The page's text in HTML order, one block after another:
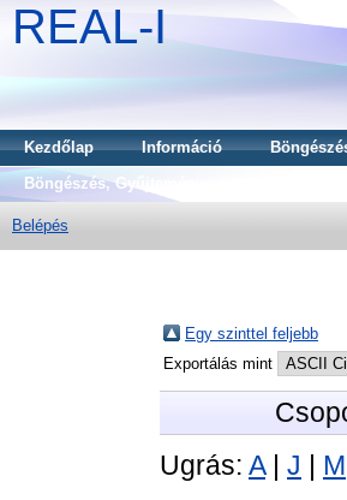
REAL-I
Kezdőlap Információ
Böngészés, Gyűjtemény
Belépés
Egy szinttel feljebb
Exportálás mint
Ugrás: A| J | M